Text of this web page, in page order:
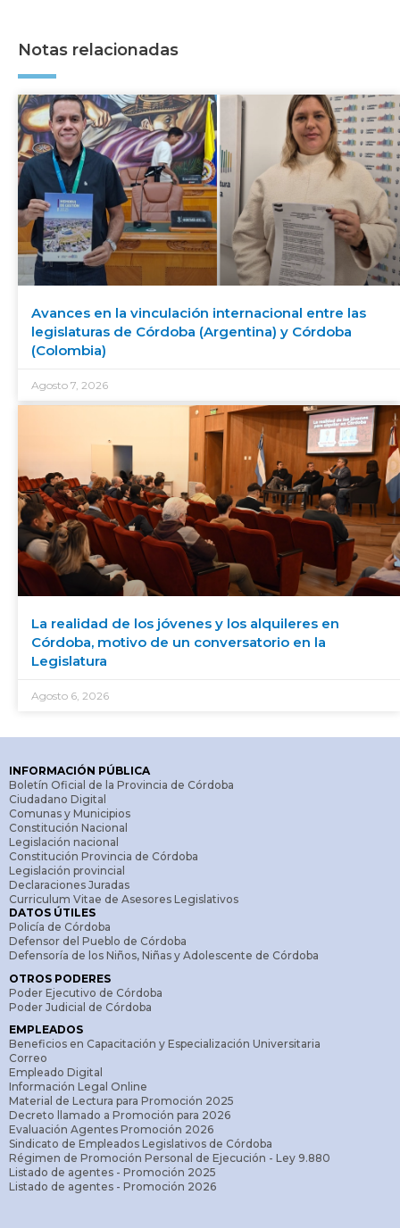
Notas relacionadas
Avances en la vinculación internacional entre las
legislaturas de Córdoba (Argentina) y Córdoba
(Colombia)
Agosto 7, 2026
La realidad de los jóvenes y los alquileres en
Córdoba, motivo de un conversatorio en la
Legislatura
Agosto 6, 2026
INFORMACIÓN PÚBLICA
Boletín Oficial de la Provincia de Córdoba
Ciudadano Digital
Comunas y Municipios
Constitución Nacional
Legislación nacional
Constitución Provincia de Córdoba
Legislación provincial
Declaraciones Juradas
Curriculum Vitae de Asesores Legislativos
DATOS ÚTILES
Policía de Córdoba
Defensor del Pueblo de Córdoba
Defensoría de los Niños, Niñas y Adolescente de Córdoba
OTROS PODERES
Poder Ejecutivo de Córdoba
Poder Judicial de Córdoba
EMPLEADOS
Beneficios en Capacitación y Especialización Universitaria
Correo
Empleado Digital
Información Legal Online
Material de Lectura para Promoción 2025
Decreto llamado a Promoción para 2026
Evaluación Agentes Promoción 2026
Sindicato de Empleados Legislativos de Córdoba
Régimen de Promoción Personal de Ejecución - Ley 9.880
Listado de agentes - Promoción 2025
Listado de agentes - Promoción 2026